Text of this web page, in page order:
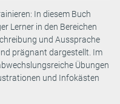
In diesem Buch
Lerner in den Bereichen
und Aussprache
prägnant dargestellt. Im
Übungen
und Infokästen